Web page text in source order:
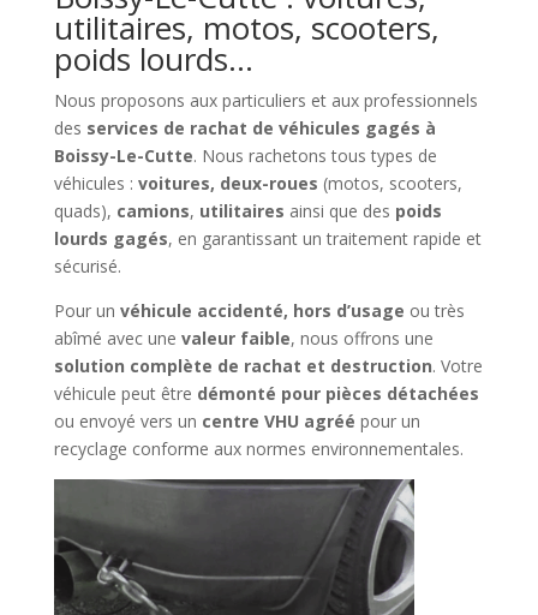
utilitaires, motos, scooters,
poids lourds…
Nous proposons aux particuliers et aux professionnels
des services de rachat de véhicules gagés à
Boissy-Le-Cutte. Nous rachetons tous types de
véhicules : voitures, deux-roues (motos, scooters,
quads), camions, utilitaires ainsi que des poids
lourds gagés, en garantissant un traitement rapide et
sécurisé.
Pour un véhicule accidenté, hors d’usage ou très
abîmé avec une valeur faible, nous offrons une
solution complète de rachat et destruction. Votre
véhicule peut être démonté pour pièces détachées
ou envoyé vers un centre VHU agréé pour un
recyclage conforme aux normes environnementales.